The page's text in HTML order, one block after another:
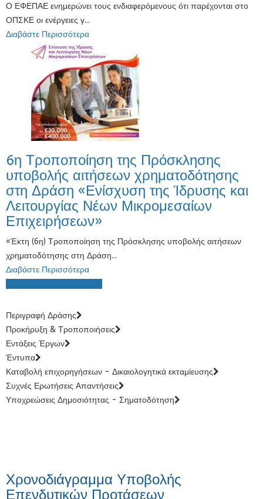
Ο ΕΦΕΠΑΕ ενημερώνει τους ενδιαφερόμενους ότι παρέχονται στο
ΟΠΣΚΕ οι ενέργειες γ...
Διαβάστε Περισσότερα
6η Τροποποίηση της Πρόσκλησης
υποβολής αιτήσεων χρηματοδότησης
στη Δράση «Ενίσχυση της Ίδρυσης και
Λειτουργίας Νέων Μικρομεσαίων
Επιχειρήσεων»
«Έκτη (6η) Τροποποίηση της Πρόσκλησης υποβολής αιτήσεων
χρηματοδότησης στη Δράση...
Διαβάστε Περισσότερα
Περιγραφή Δράσης
Προκήρυξη & Τροποποιήσεις
Εντάξεις Έργων
Έντυπα
Καταβολή επιχορηγήσεων - Δικαιολογητικά εκταμίευσης
Συχνές Ερωτήσεις Απαντήσεις
Υποχρεώσεις Δημοσιότητας - Σηματοδότηση
Χρονοδιάγραμμα Υποβολής
Επενδυτικών Προτάσεων